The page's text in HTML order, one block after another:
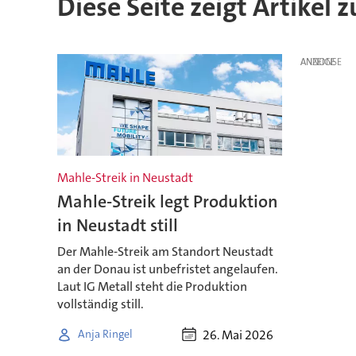
Diese Seite zeigt Artikel
Mahle-Streik in Neustadt
Mahle-Streik legt Produktion
in Neustadt still
Der Mahle-Streik am Standort Neustadt
an der Donau ist unbefristet angelaufen.
Laut IG Metall steht die Produktion
vollständig still.
Anja Ringel 26. Mai 2026
ANZEIGE